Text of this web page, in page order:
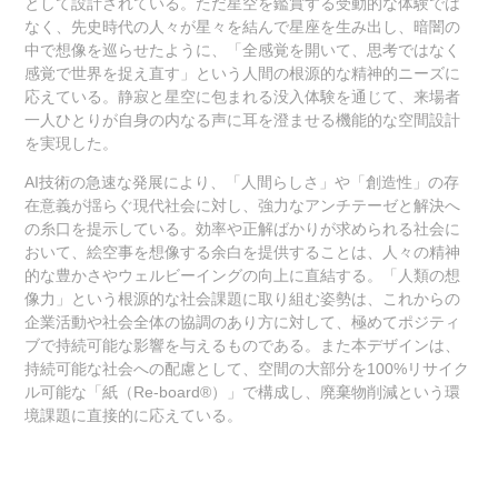
なく、先史時代の人々が星々を結んで星座を生み出し、暗闇の
中で想像を巡らせたように、「全感覚を開いて、思考ではなく
感覚で世界を捉え直す」という人間の根源的な精神的ニーズに
応えている。静寂と星空に包まれる没入体験を通じて、来場者
一人ひとりが自身の内なる声に耳を澄ませる機能的な空間設計
を実現した。
AI技術の急速な発展により、「人間らしさ」や「創造性」の存
在意義が揺らぐ現代社会に対し、強力なアンチテーゼと解決へ
の糸口を提示している。効率や正解ばかりが求められる社会に
おいて、絵空事を想像する余白を提供することは、人々の精神
的な豊かさやウェルビーイングの向上に直結する。「人類の想
像力」という根源的な社会課題に取り組む姿勢は、これからの
企業活動や社会全体の協調のあり方に対して、極めてポジティ
ブで持続可能な影響を与えるものである。また本デザインは、
持続可能な社会への配慮として、空間の大部分を100%リサイク
ル可能な「紙（Re-board®）」で構成し、廃棄物削減という環
境課題に直接的に応えている。